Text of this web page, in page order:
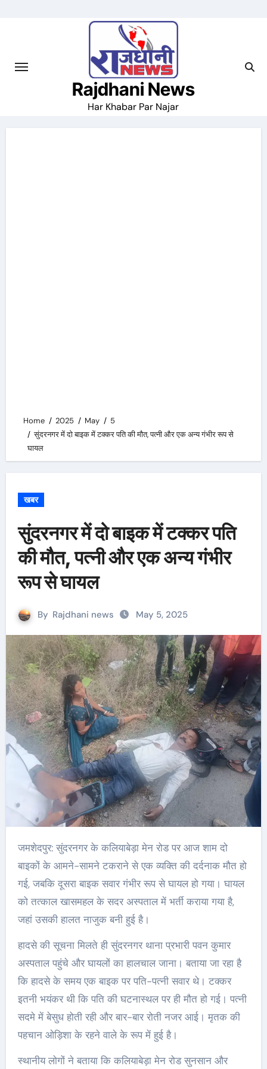
Rajdhani News
Har Khabar Par Najar
Home 2025 May
5
सुंदरनगर में दो बाइक में टक्कर पति की मौत, पत्नी और एक अन्य गंभीर रूप से
घायल
खबर
सुंदरनगर में दो बाइक में टक्कर पति
की मौत, पत्नी और एक अन्य गंभीर
रूप से घायल
By Rajdhani news May 5, 2025
जमशेदपुर: सुंदरनगर के कलियाबेड़ा मेन रोड पर आज शाम दो
बाइकों के आमने-सामने टकराने से एक व्यक्ति की दर्दनाक मौत हो
गई, जबकि दूसरा बाइक सवार गंभीर रूप से घायल हो गया। घायल
को तत्काल खासमहल के सदर अस्पताल में भर्ती कराया गया है,
जहां उसकी हालत नाजुक बनी हुई है।
हादसे की सूचना मिलते ही सुंदरनगर थाना प्रभारी पवन कुमार
अस्पताल पहुंचे और घायलों का हालचाल जाना। बताया जा रहा है
कि हादसे के समय एक बाइक पर पति-पत्नी सवार थे। टक्कर
इतनी भयंकर थी कि पति की घटनास्थल पर ही मौत हो गई। पत्नी
सदमे में बेसुध होती रही और बार-बार रोती नजर आई। मृतक की
पहचान ओड़िशा के रहने वाले के रूप में हुई है।
स्थानीय लोगों ने बताया कि कलियाबेड़ा मेन रोड सुनसान और